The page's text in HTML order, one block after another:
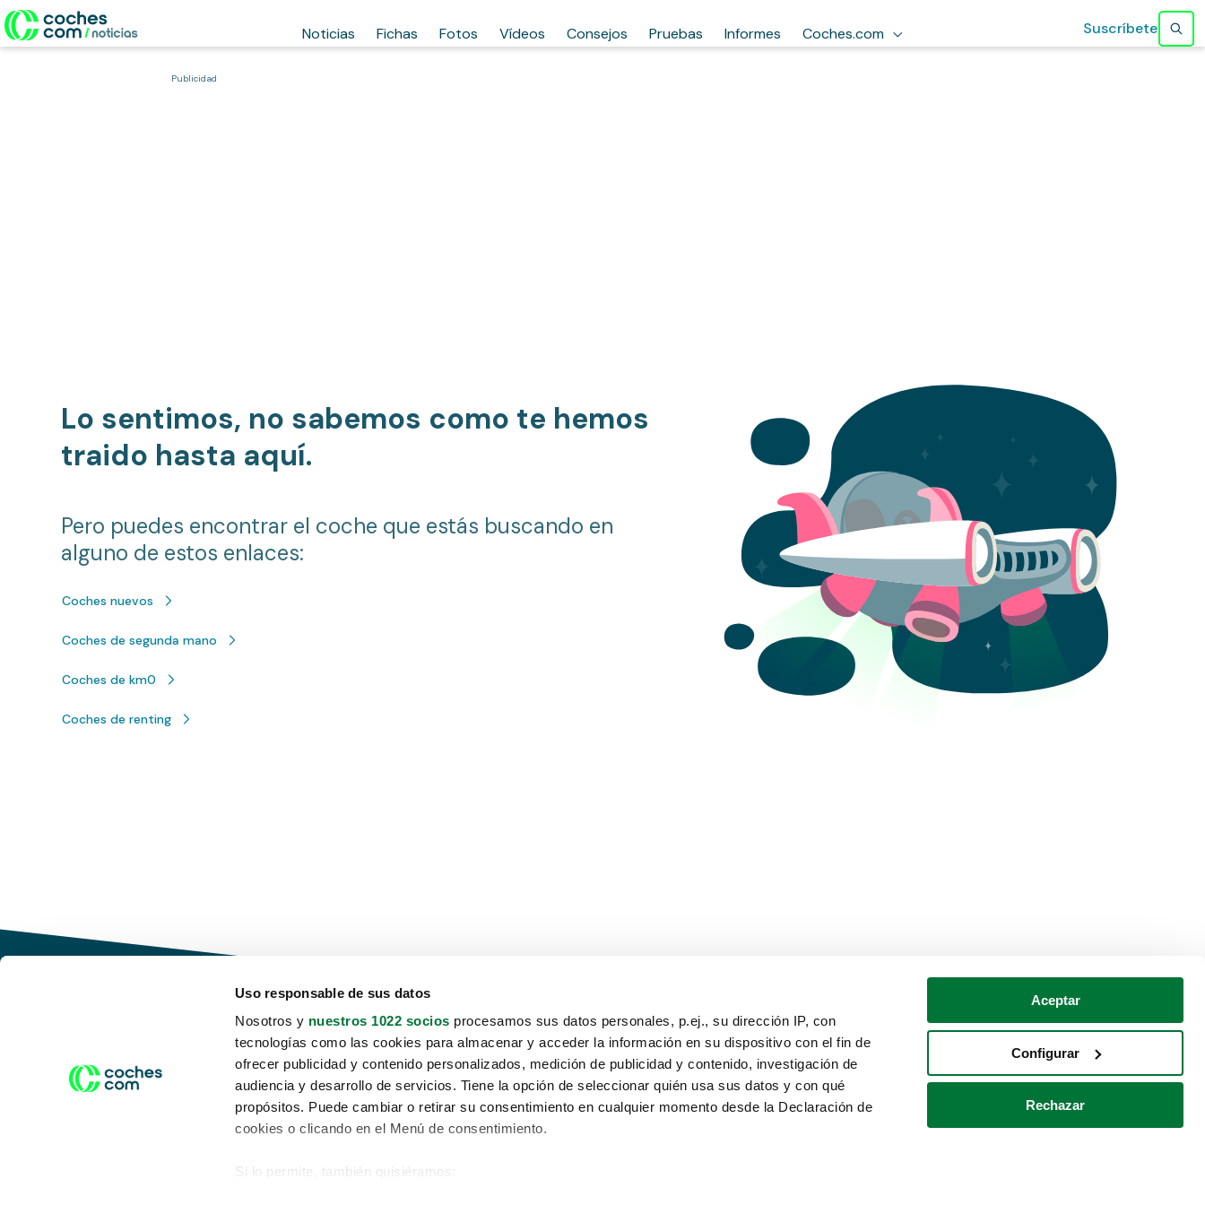
Uso responsable de sus datos
Nosotros y nuestros 1022 socios procesamos sus datos personales, p.ej., su dirección IP, con
tecnologías como las cookies para almacenar y acceder la información en su dispositivo con el fin de
ofrecer publicidad y contenido personalizados, medición de publicidad y contenido, investigación de
audiencia y desarrollo de servicios. Tiene la opción de seleccionar quién usa sus datos y con qué
propósitos. Puede cambiar o retirar su consentimiento en cualquier momento desde la Declaración de
cookies o clicando en el Menú de consentimiento.
Si lo permite, también quisiéramos:
Aceptar
Configurar
Rechazar
Noticias Fichas Fotos Vídeos Consejos Pruebas Informes Coches.com Suscríbete
Publicidad
Lo sentimos, no sabemos como te hemos
traido hasta aquí.
Pero puedes encontrar el coche que estás buscando en
alguno de estos enlaces:
Coches nuevos
Coches de segunda mano
Coches de km0
Coches de renting
Conduce tu futuro,
desata tu movilidad